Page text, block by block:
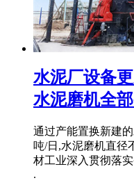
水泥厂设备
水泥磨机全
通过产能置换新建
吨/日,水泥磨机直径
材工业深入贯彻落
.